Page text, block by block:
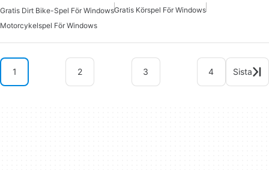
Gratis Dirt Bike-Spel För WindowsGratis Körspel För Windows
Motorcykelspel För Windows
1 2 3 4 Sista